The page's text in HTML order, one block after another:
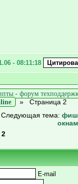
- 08:11:18
- форум
» Страница 2
Следующая тема:
2
E-mail